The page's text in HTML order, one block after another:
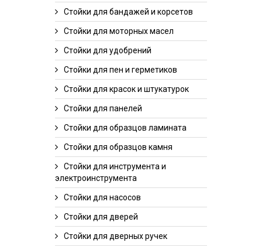
Стойки для бандажей и корсетов
Стойки для моторных масел
Стойки для удобрений
Стойки для пен и герметиков
Стойки для красок и штукатурок
Стойки для панелей
Стойки для образцов ламината
Стойки для образцов камня
Стойки для инструмента и
электроинструмента
Стойки для насосов
Стойки для дверей
Стойки для дверных ручек